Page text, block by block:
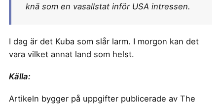
knä som en vasallstat inför USA intressen.
I dag är det Kuba som slår larm. I morgon kan det
vara vilket annat land som helst.
Källa:
Artikeln bygger på uppgifter publicerade av The